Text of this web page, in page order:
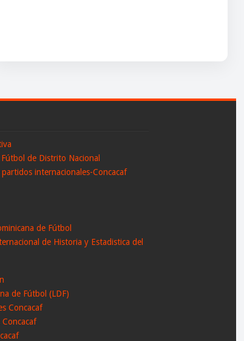
de Distrito Nacional
internacionales-Concacaf
de Fútbol
de Historia y Estadistica del
de Fútbol (LDF)
Concacaf
Concacaf